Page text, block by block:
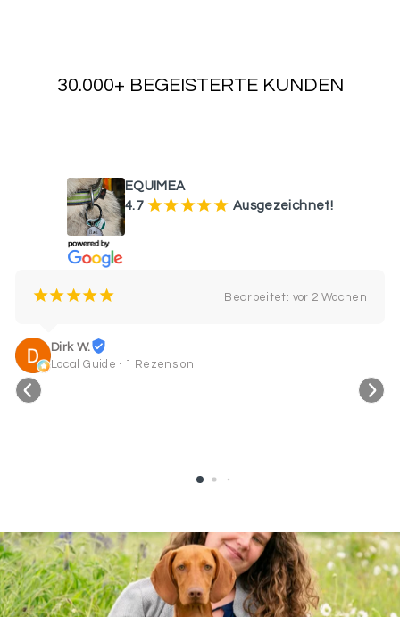
30.000+ BEGEISTERTE KUNDEN
EQUIMEA
4.7 ¡¡¡¡¡ Ausgezeichnet!
¡¡¡¡¡ Bearbeitet: vor 2 Wochen
Dirk W.
Local Guide · 1 Rezension